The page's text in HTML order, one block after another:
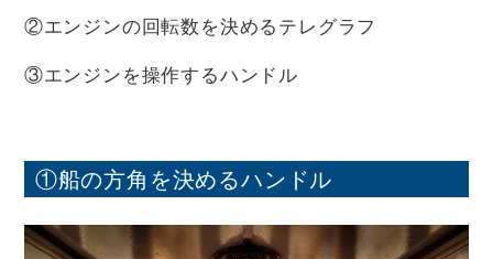
②エンジンの回転数を決めるテレグラフ
③エンジンを操作するハンドル
①船の方角を決めるハンドル